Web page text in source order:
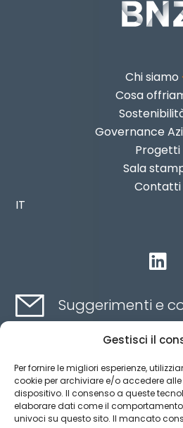
Gestisci il
Per fornire le migliori esperienze,
cookie per archiviare e/o accedere
dispositivo. Il consenso a queste
elaborare dati come il
univoci su questo sito. Il mancato
Chi siamo
Cosa
Governance
Progetti
Sala
Contatti
IT

Suggerimenti e
Canale etico